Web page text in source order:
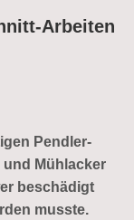
Arbeiten
Pendler-
Mühlacker
beschädigt
musste.